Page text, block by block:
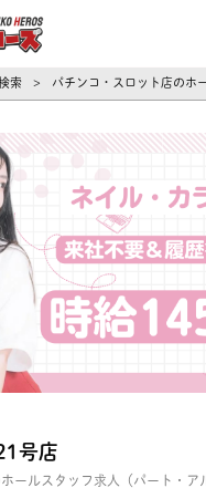
パチンコ求人・転職
索 > パチンコ・スロット店の
号店
ールスタッフ求人（パート・ア